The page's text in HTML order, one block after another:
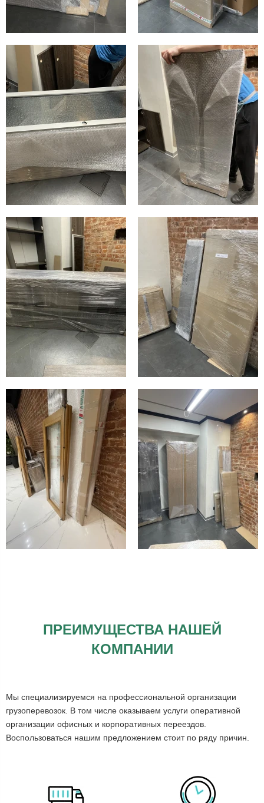
ПРЕИМУЩЕСТВА НАШЕЙ
КОМПАНИИ
Мы специализируемся на профессиональной организации
грузоперевозок. В том числе оказываем услуги оперативной
организации офисных и корпоративных переездов.
Воспользоваться нашим предложением стоит по ряду причин.